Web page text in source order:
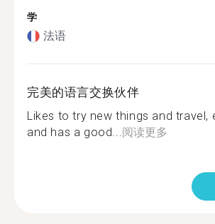
学
法语
完美的语言交换伙伴
Likes to try new things and travel,
and has a good...阅读更多